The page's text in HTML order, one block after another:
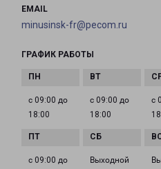
EMAIL
minusinsk-fr@pecom.ru
ГРАФИК РАБОТЫ
с 09:00 до
18:00
с 09:00 до
18:00
с
с 09:00 до
Выходной